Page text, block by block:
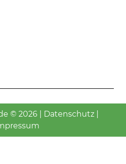
© 2026 | Datenschutz|